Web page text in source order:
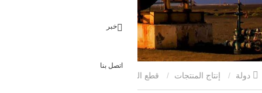
خبر
اتصل بنا
إنتاج المنتجات قطع البناء مزورة